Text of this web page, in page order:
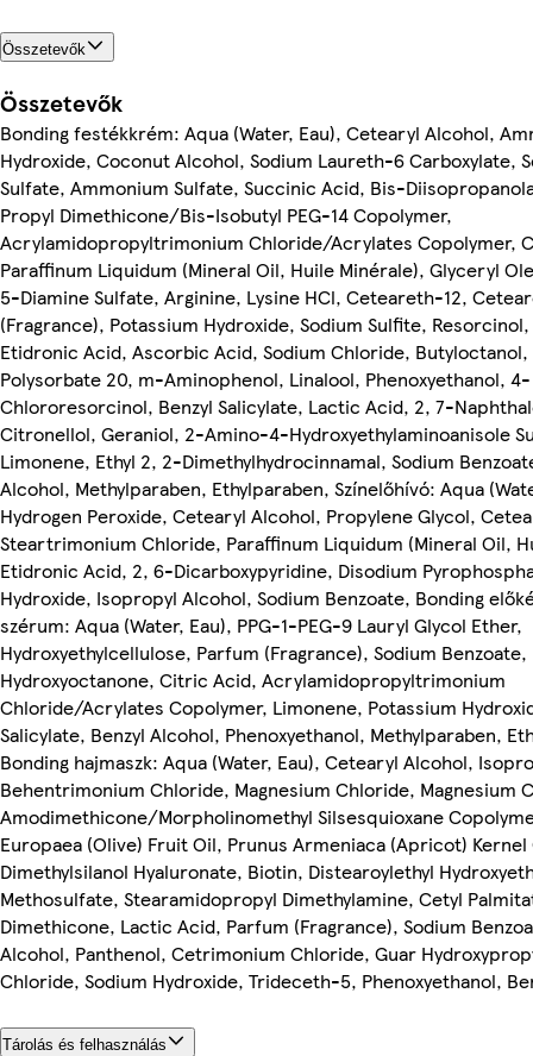
Összetevők
Összetevők
Bonding festékkrém: Aqua (Water, Eau), Cetearyl Alcohol,
Hydroxide, Coconut Alcohol, Sodium Laureth-6 Carboxylate,
Sulfate, Ammonium Sulfate, Succinic Acid, Bis-
Propyl Dimethicone/Bis-Isobutyl PEG-14 Copolymer,
Acrylamidopropyltrimonium Chloride/Acrylates Copolymer,
Paraffinum Liquidum (Mineral Oil, Huile Minérale), Glyceryl
5-Diamine Sulfate, Arginine, Lysine HCl, Ceteareth-12,
(Fragrance), Potassium Hydroxide, Sodium Sulfite,
Etidronic Acid, Ascorbic Acid, Sodium Chloride,
Polysorbate 20, m-Aminophenol, Linalool, Phenoxyethanol, 4-
Chlororesorcinol, Benzyl Salicylate, Lactic Acid, 2, 7-
Citronellol, Geraniol, 2-Amino-4-Hydroxyethylaminoanisole
Limonene, Ethyl 2, 2-Dimethylhydrocinnamal, Sodium
Alcohol, Methylparaben, Ethylparaben, Színelőhívó: Aqua
Hydrogen Peroxide, Cetearyl Alcohol, Propylene Glycol,
Steartrimonium Chloride, Paraffinum Liquidum (Mineral Oil,
Etidronic Acid, 2, 6-Dicarboxypyridine, Disodium
Hydroxide, Isopropyl Alcohol, Sodium Benzoate, Bonding
szérum: Aqua (Water, Eau), PPG-1-PEG-9 Lauryl Glycol Ether,
Hydroxyethylcellulose, Parfum (Fragrance), Sodium Benzoate,
Hydroxyoctanone, Citric Acid, Acrylamidopropyltrimonium
Chloride/Acrylates Copolymer, Limonene, Potassium
Salicylate, Benzyl Alcohol, Phenoxyethanol, Methylparaben,
Bonding hajmaszk: Aqua (Water, Eau), Cetearyl Alcohol,
Behentrimonium Chloride, Magnesium Chloride, Magnesium
Amodimethicone/Morpholinomethyl Silsesquioxane
Europaea (Olive) Fruit Oil, Prunus Armeniaca (Apricot) Kernel
Dimethylsilanol Hyaluronate, Biotin, Distearoylethyl
Methosulfate, Stearamidopropyl Dimethylamine, Cetyl
Dimethicone, Lactic Acid, Parfum (Fragrance), Sodium
Alcohol, Panthenol, Cetrimonium Chloride, Guar
Chloride, Sodium Hydroxide, Trideceth-5, Phenoxyethanol,
Tárolás és felhasználás